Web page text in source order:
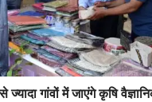
गांवों में जाएंगे कृषि